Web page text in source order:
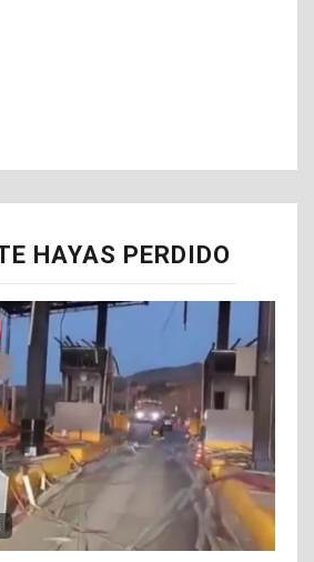
HAYAS PERDIDO